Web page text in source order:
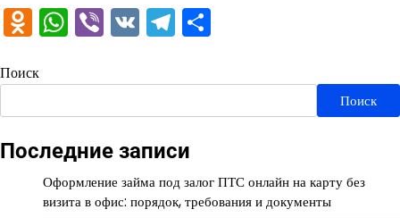
Odnoklassniki
WhatsApp
Viber
VKTelegram
Поиск
Поиск
Последние записи
Оформление займа под залог ПТС онлайн на карту без
визита в офис: порядок, требования и документы